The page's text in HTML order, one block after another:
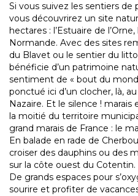
Si vous suivez les sentiers de
vous découvrirez un site
hectares : l’Estuaire de
Normande. Avec des sites
du Blavet ou le sentier du
bénéficie d’un patrimoine
sentiment de « bout du
ponctué ici d’un clocher, là,
Nazaire. Et le silence !
la moitié du territoire
grand marais de France : le
En balade en rade de
croiser des dauphins ou des
sur la côte ouest du Cotentin.
De grands espaces pour
sourire et profiter de